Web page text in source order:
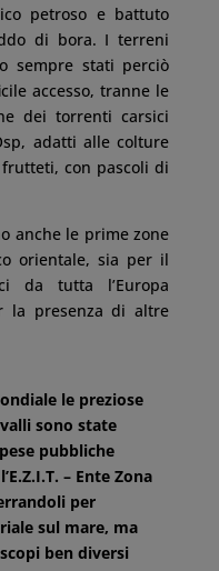
petroso e battuto
di bora. I terreni
sempre stati perciò
accesso, tranne le
dei torrenti carsici
adatti alle colture
con pascoli di
anche le prime zone
orientale, sia per il
da tutta l’Europa
la presenza di altre
le preziose
sono state
pubbliche
– Ente Zona
per
sul mare, ma
ben diversi